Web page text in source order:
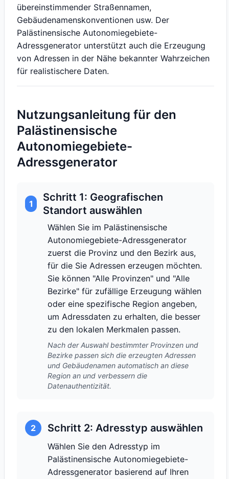
übereinstimmender Straßennamen,
Gebäudenamenskonventionen usw. Der
Palästinensische Autonomiegebiete-
Adressgenerator unterstützt auch die Erzeugung
von Adressen in der Nähe bekannter Wahrzeichen
für realistischere Daten.
Nutzungsanleitung für den
Palästinensische
Autonomiegebiete-
Adressgenerator
1
Schritt 1: Geografischen
Standort auswählen
Wählen Sie im Palästinensische
Autonomiegebiete-Adressgenerator
zuerst die Provinz und den Bezirk aus,
für die Sie Adressen erzeugen möchten.
Sie können "Alle Provinzen" und "Alle
Bezirke" für zufällige Erzeugung wählen
oder eine spezifische Region angeben,
um Adressdaten zu erhalten, die besser
zu den lokalen Merkmalen passen.
Nach der Auswahl bestimmter Provinzen und
Bezirke passen sich die erzeugten Adressen
und Gebäudenamen automatisch an diese
Region an und verbessern die
Datenauthentizität.
2 Schritt 2: Adresstyp auswählen
Wählen Sie den Adresstyp im
Palästinensische Autonomiegebiete-
Adressgenerator basierend auf Ihren